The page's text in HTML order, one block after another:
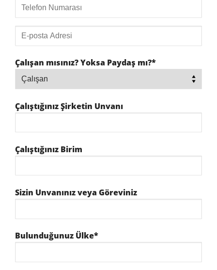
Çalışan mısınız? Yoksa Paydaş mı?*
Çalıştığınız Şirketin Unvanı
Çalıştığınız Birim
Sizin Unvanınız veya Göreviniz
Bulunduğunuz Ülke*